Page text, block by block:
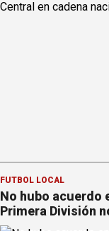
FÚTBOL LOCAL
No hubo acuerdo
Primera División